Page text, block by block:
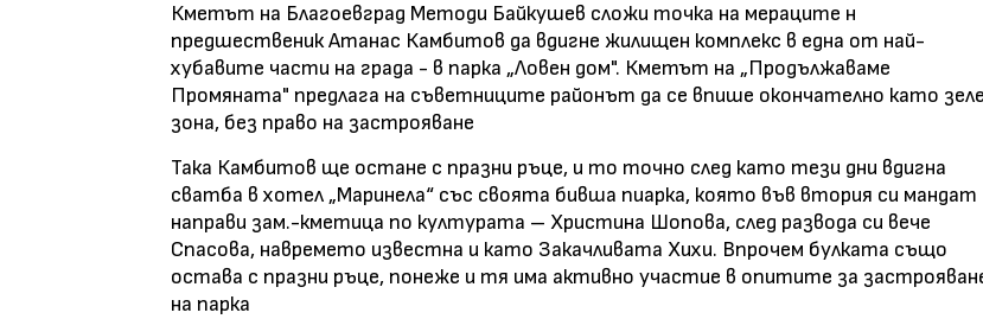
Кметът на Благоевград Методи Байкушев сложи точка на мераците н
предшественик Атанас Камбитов да вдигне жилищен комплекс в една от най-
хубавите части на града - в парка „Ловен дом". Кметът на „Продължаваме
Промяната" предлага на съветниците районът да се впише окончателно като
зона, без право на застрояване
Така Камбитов ще остане с празни ръце, и то точно след като тези дни вдигна
сватба в хотел „Маринела“ със своята бивша пиарка, която във втория си мандат
направи зам.-кметица по културата – Христина Шопова, след развода си вече
Спасова, навремето известна и като Закачливата Хихи. Впрочем булката също
остава с празни ръце, понеже и тя има активно участие в опитите за
на парка